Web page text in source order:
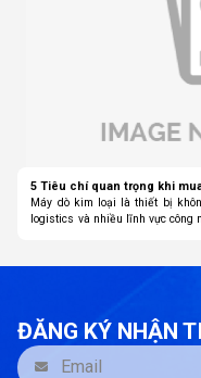
5 Tiêu chí quan trọng khi
Máy dò kim loại là thiết bị
logistics và nhiều lĩnh vực công
với độ tin cậy cao. Dưới đây là
ĐĂNG KÝ NHẬN